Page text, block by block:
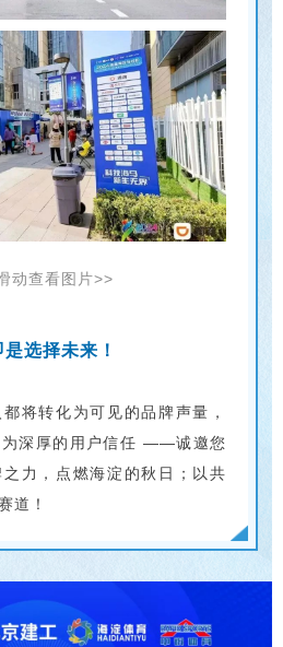
动查看图片>>
选择未来！
将转化为可见的品牌声量，
为深厚的用户信任 ——诚邀您
力，点燃海淀的秋日；以共
道！